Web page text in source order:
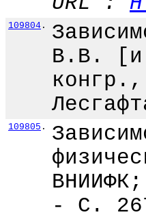
109804 .
В.В. [и
109805 .
- С.